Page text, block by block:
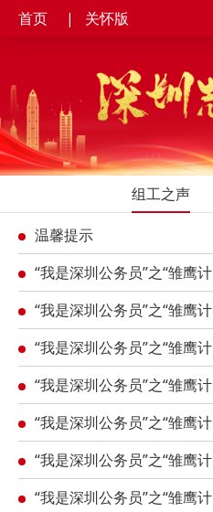
首页 | 关怀版
组工之声
温馨提示
“我是深圳公务员”之“雏鹰计划”专题第39期：深圳市委办公厅胡炜
“我是深圳公务员”之“雏鹰计划”专题第38期：罗湖区审计局郭叶琳
“我是深圳公务员”之“雏鹰计划”专题第37期：宝安区检察院检委会委员、第五检察部主任王林
“我是深圳公务员”之“雏鹰计划”专题第36期：深圳市信访局接访转交处樊永让
“我是深圳公务员”之“雏鹰计划”专题第35期：市委外办对外友好协会工作部副部长、三级调研员赖启爵
“我是深圳公务员”之“雏鹰计划”专题第34期：罗湖区委（政府）办信息科科长、一级主任科员彭申华
“我是深圳公务员”之“雏鹰计划”专题第33期：市口岸办通关管理处田耕